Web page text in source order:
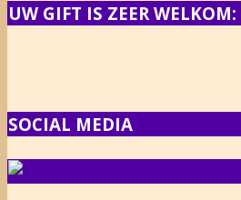
UW GIFT IS ZEER
SOCIAL MEDIA